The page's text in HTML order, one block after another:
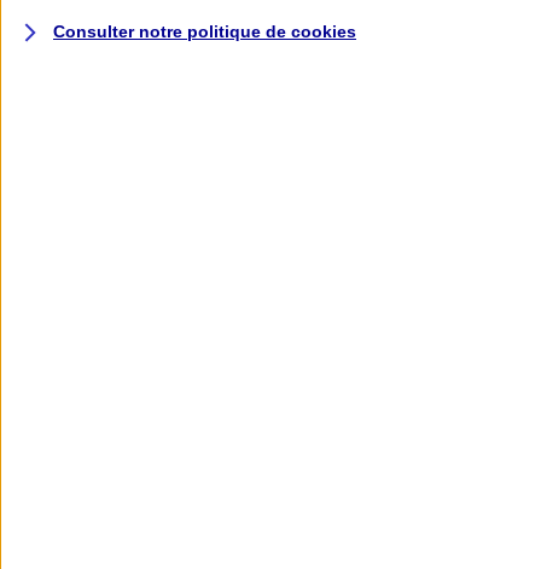
Consulter notre politique de cookies